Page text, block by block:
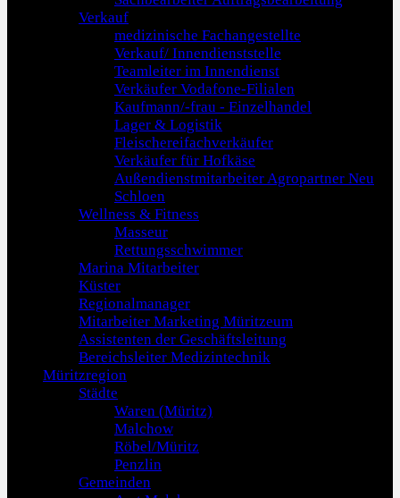
Verkauf
medizinische Fachangestellte
Verkauf/ Innendienststelle
Teamleiter im Innendienst
Verkäufer Vodafone-Filialen
Kaufmann/-frau - Einzelhandel
Lager & Logistik
Fleischereifachverkäufer
Verkäufer für Hofkäse
Außendienstmitarbeiter Agropartner Neu
Schloen
Wellness & Fitness
Masseur
Rettungsschwimmer
Marina Mitarbeiter
Küster
Regionalmanager
Mitarbeiter Marketing Müritzeum
Assistenten der Geschäftsleitung
Bereichsleiter Medizintechnik
Müritzregion
Städte
Waren (Müritz)
Malchow
Röbel/Müritz
Penzlin
Gemeinden